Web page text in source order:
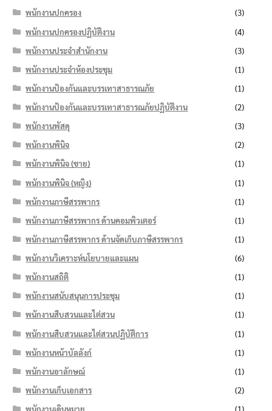
พนักงานปกครอง
(3)
พนักงานปกครองปฏิบัติงาน
(4)
พนักงานประจำสำนักงาน
(3)
พนักงานประจำห้องประชุม
(1)
พนักงานป้องกันและบรรเทาสาธารณภัย
(1)
พนักงานป้องกันและบรรเทาสาธารณภัยปฏิบัติงาน
(2)
พนักงานพัสดุ
(3)
พนักงานพินิจ
(2)
พนักงานพินิจ (ชาย)
(1)
พนักงานพินิจ (หญิง)
(1)
พนักงานภาษีสรรพากร
(1)
พนักงานภาษีสรรพากร ด้านคอมพิวเตอร์
(1)
พนักงานภาษีสรรพากร ด้านจัดเก็บภาษีสรรพากร
(1)
พนักงานวิเคราะห์นโยบายและแผน
(6)
พนักงานสถิติ
(1)
พนักงานสนับสนุนการประชุม
(1)
พนักงานสืบสวนและไต่สวน
(1)
พนักงานสืบสวนและไต่สวนปฏิบัติการ
(1)
พนักงานหน้าบัลลังก์
(1)
พนักงานอาลักษณ์
(1)
พนักงานเก็บเอกสาร
(2)
พนักงานเดินหมาย
(1)